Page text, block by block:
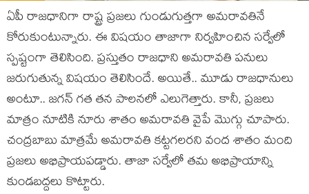
ఏపీ రాజ‌ధానిగా రాష్ట్ర ప్ర‌జ‌లు గుండుగుత్త‌గా అమ‌రావ‌తినే
కోరుకుంటున్నారు. ఈ విష‌యం తాజాగా నిర్వ‌హించిన స‌ర్వేలో
స్ప‌ష్టంగా తెలిసింది. ప్ర‌స్తుతం రాజ‌ధాని అమ‌రావ‌తి ప‌నులు
జరుగుతున్న విష‌యం తెలిసిందే. అయితే.. మూడు రాజ‌ధానులు
అంటూ.. జ‌గ‌న్ గ‌త త‌న పాల‌న‌లో ఎలుగెత్తారు. కానీ, ప్ర‌జ‌లు
మాత్రం నూటికి నూరు శాతం అమ‌రావ‌తి వైపే మొగ్గు చూపారు.
చంద్ర‌బాబు మాత్ర‌మే అమ‌రావ‌తి క‌ట్ట‌గల‌ర‌ని వంద శాతం మంది
ప్ర‌జ‌లు అభిప్రాయ‌ప‌డ్డారు. తాజా స‌ర్వేలో త‌మ అభిప్రాయాన్ని
కుండ‌బ‌ద్ద‌లు కొట్టారు.